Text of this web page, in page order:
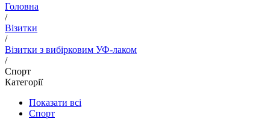
Головна
/
Візитки
/
Візитки з вибірковим УФ-лаком
/
Спорт
Категорії
Показати всі
Спорт